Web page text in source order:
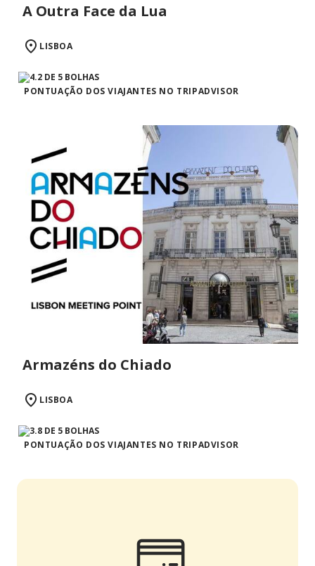
A Outra Face da Lua
LISBOA
PONTUAÇÃO DOS VIAJANTES NO TRIPADVISOR
Armazéns do Chiado
LISBOA
PONTUAÇÃO DOS VIAJANTES NO TRIPADVISOR